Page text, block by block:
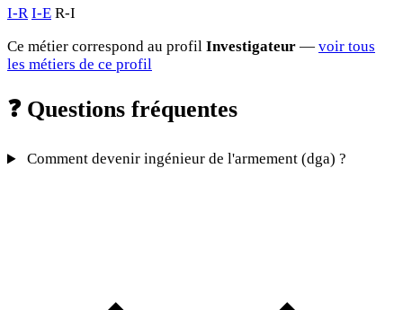
I-R I-E R-I
Ce métier correspond au profil Investigateur — voir tous
les métiers de ce profil
❓Questions fréquentes
Comment devenir ingénieur de l'armement (dga) ?